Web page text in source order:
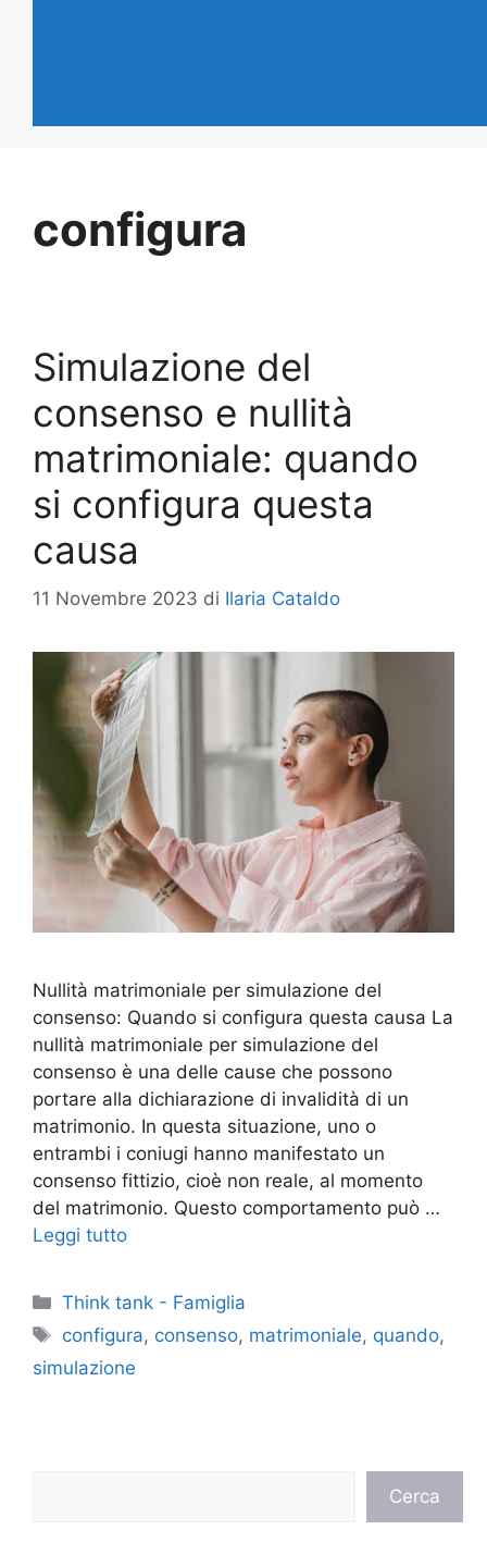
configura
Simulazione del
consenso e nullità
matrimoniale: quando
si configura questa
causa
11 Novembre 2023 di Ilaria Cataldo
Nullità matrimoniale per simulazione del
consenso: Quando si configura questa causa La
nullità matrimoniale per simulazione del
consenso è una delle cause che possono
portare alla dichiarazione di invalidità di un
matrimonio. In questa situazione, uno o
entrambi i coniugi hanno manifestato un
consenso fittizio, cioè non reale, al momento
del matrimonio. Questo comportamento può …
Leggi tutto
Categorie
Think tank - Famiglia
Tag
configura, consenso, matrimoniale, quando,
simulazione
Cerca